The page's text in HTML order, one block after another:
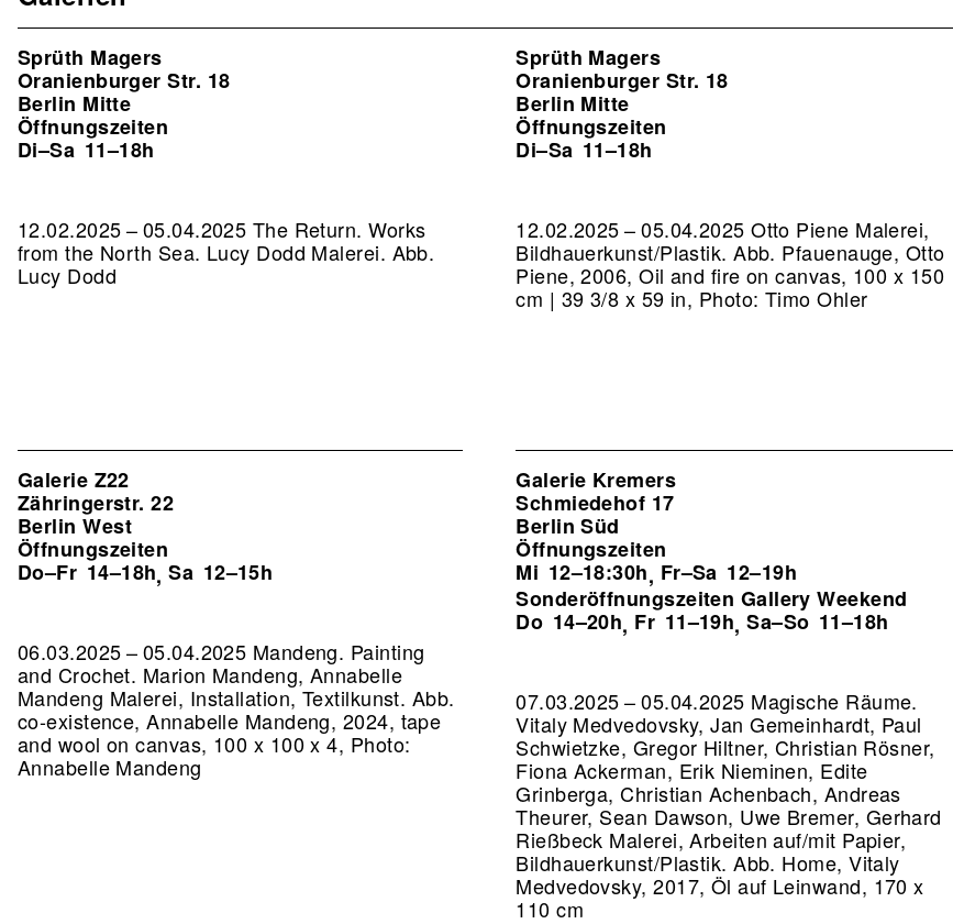
Sprüth Magers
Oranienburger Str. 18
Berlin Mitte
Öffnungszeiten
Di–Sa 11–18h
12.02.2025 – 05.04.2025 The Return. Works
from the North Sea. Lucy Dodd Malerei. Abb.
Lucy Dodd
Sprüth Magers
Oranienburger Str. 18
Berlin Mitte
Öffnungszeiten
Di–Sa 11–18h
12.02.2025 – 05.04.2025 Otto Piene Malerei,
Bildhauerkunst/Plastik.Abb. Pfauenauge, Otto
Piene, 2006, Oil and fire on canvas, 100 x 150
cm | 39 3/8 x 59 in, Photo: Timo Ohler
Galerie Z22
Zähringerstr. 22
Berlin West
Öffnungszeiten
Do–Fr 14–18h,Sa 12–15h
06.03.2025 – 05.04.2025 Mandeng. Painting
and Crochet. Marion Mandeng, Annabelle
Mandeng Malerei, Installation, Textilkunst. Abb.
co-existence, Annabelle Mandeng, 2024, tape
and wool on canvas, 100 x 100 x 4, Photo:
Annabelle Mandeng
Galerie Kremers
Schmiedehof 17
Berlin Süd
Öffnungszeiten
Mi 12–18:30h, Fr–Sa 12–19h
Sonderöffnungszeiten Gallery Weekend
Do 14–20h, Fr 11–19h,Sa–So 11–18h
07.03.2025 – 05.04.2025 Magische Räume.
Vitaly Medvedovsky, Jan Gemeinhardt, Paul
Schwietzke, Gregor Hiltner, Christian Rösner,
Fiona Ackerman, Erik Nieminen, Edite
Grinberga, Christian Achenbach, Andreas
Theurer, Sean Dawson, Uwe Bremer, Gerhard
Rießbeck Malerei, Arbeiten auf/mit Papier,
Bildhauerkunst/Plastik.Abb. Home, Vitaly
Medvedovsky, 2017, Öl auf Leinwand, 170 x
110 cm